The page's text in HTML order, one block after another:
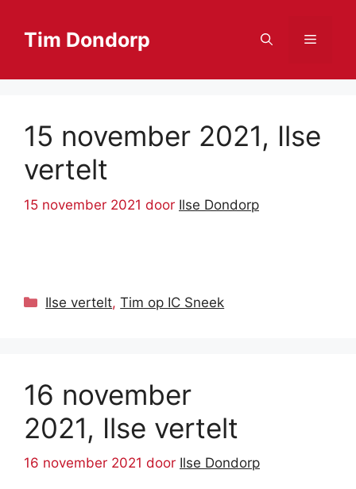
naarTim Dondorp Menu
15 november 2021, Ilse
vertelt
15 november 2021 door Ilse Dondorp
Categorieën
Ilse vertelt,Tim op IC Sneek
16 november
2021, Ilse vertelt
16 november 2021 door Ilse Dondorp